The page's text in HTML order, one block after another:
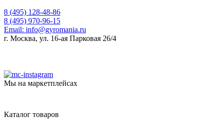
8 (495) 128-48-86
8 (495) 970-96-15
Email: info@gyromania.ru
г. Москва, ул. 16-ая Парковая 26/4
Мы на маркетплейсах
Каталог товаров